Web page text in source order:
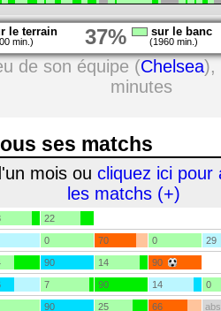
le terrain
min.) 37% sur le banc
(1960 min.)
de son équipe (Chelsea),
minutes
ses matchs
mois ou cliquez ici pour
les matchs (+)
22
0 70 0 29
90 14 90
7 90 14 0
90 25 66